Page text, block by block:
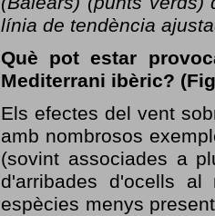
línia de tendència
Què pot estar
Mediterrani ibèric?
Els efectes del vent
amb nombrosos
(sovint associades a
d'arribades d'ocells
espècies menys